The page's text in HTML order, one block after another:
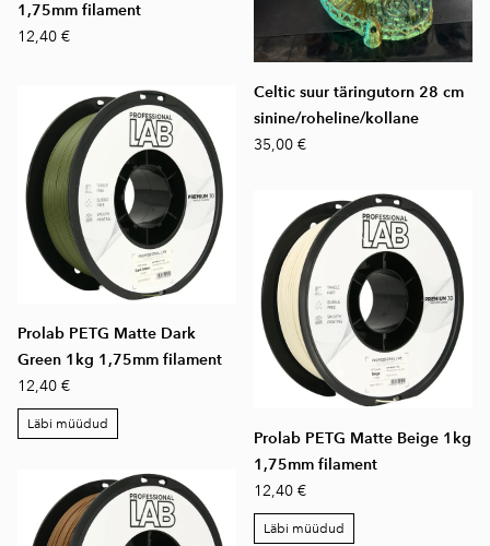
1,75mm filament
12,40 €
Celtic suur täringutorn 28 cm
sinine/roheline/kollane
35,00 €
Prolab PETG Matte Dark
Green 1kg 1,75mm filament
12,40 €
Läbi müüdud
Prolab PETG Matte Beige 1kg
1,75mm filament
12,40 €
Läbi müüdud